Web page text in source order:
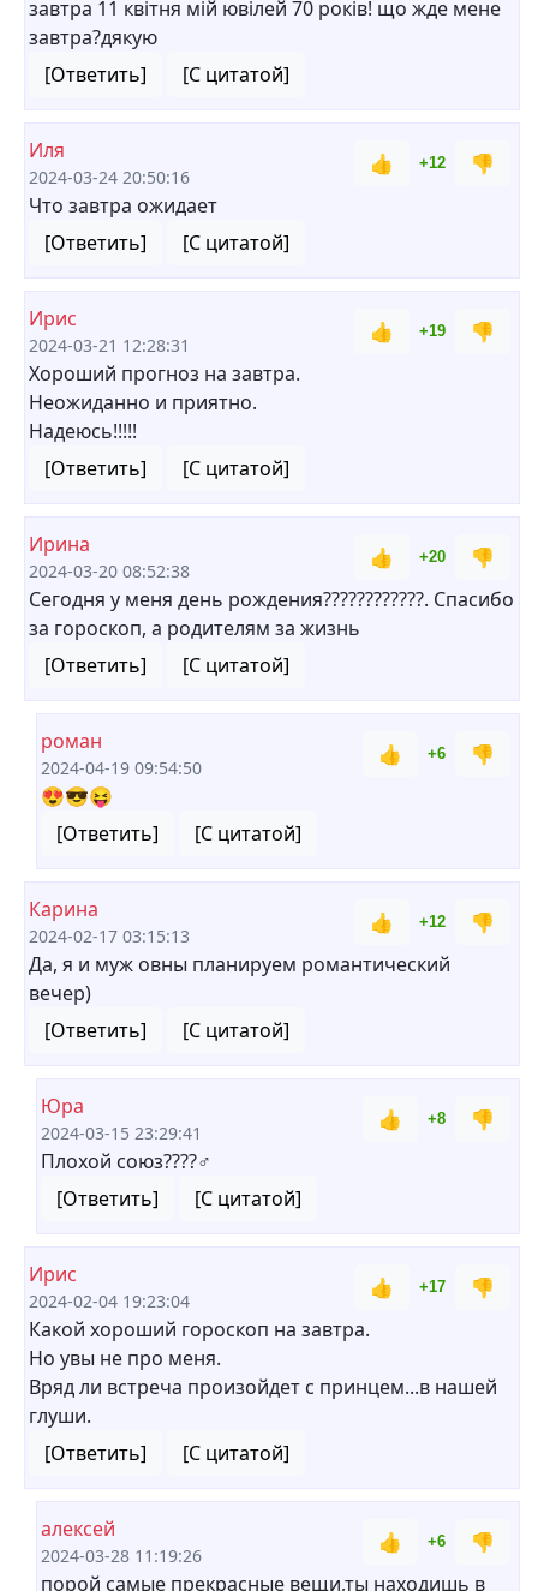
завтра 11 квітня мій ювілей 70 років! що жде мене
завтра?дякую
[Ответить]
[С цитатой]
Иля
2024-03-24 20:50:16
👍 +12
👎
Что завтра ожидает
[Ответить]
[С цитатой]
Ирис
2024-03-21 12:28:31
👍 +19
👎
Хороший прогноз на завтра.
Неожиданно и приятно.
Надеюсь!!!!!
[Ответить]
[С цитатой]
Ирина
2024-03-20 08:52:38
👍 +20
👎
Сегодня у меня день рождения????????????. Спасибо
за гороскоп, а родителям за жизнь
[Ответить]
[С цитатой]
роман
2024-04-19 09:54:50
👍 +6
👎
😍😎😝
[Ответить]
[С цитатой]
Карина
2024-02-17 03:15:13
👍 +12
👎
Да, я и муж овны планируем романтический
вечер)
[Ответить]
[С цитатой]
Юра
2024-03-15 23:29:41
👍 +8
👎
Плохой союз????‍♂️
[Ответить]
[С цитатой]
Ирис
2024-02-04 19:23:04
👍 +17
👎
Какой хороший гороскоп на завтра.
Но увы не про меня.
Вряд ли встреча произойдет с принцем...в нашей
глуши.
[Ответить]
[С цитатой]
алексей
2024-03-28 11:19:26
👍 +6
👎
порой самые прекрасные вещи,ты находишь в